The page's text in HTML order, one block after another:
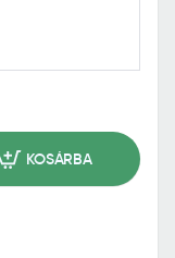
KOSÁRBA